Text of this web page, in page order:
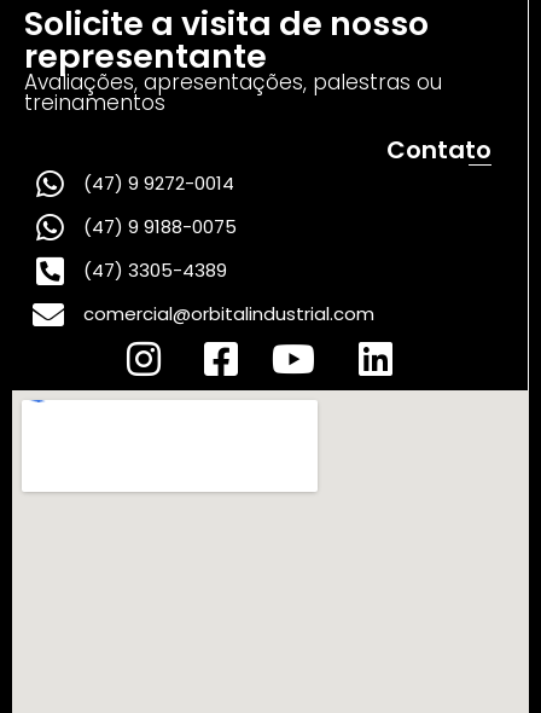
Solicite a visita de nosso
representante
Avaliações, apresentações, palestras ou
treinamentos
Contato
(47) 9 9272-0014
(47) 9 9188-0075
(47) 3305-4389
comercial@orbitalindustrial.com